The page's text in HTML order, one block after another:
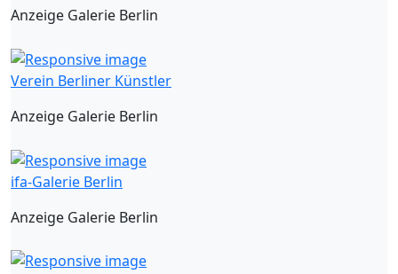
Anzeige Galerie Berlin
Verein Berliner Künstler
Anzeige Galerie Berlin
ifa-Galerie Berlin
Anzeige Galerie Berlin